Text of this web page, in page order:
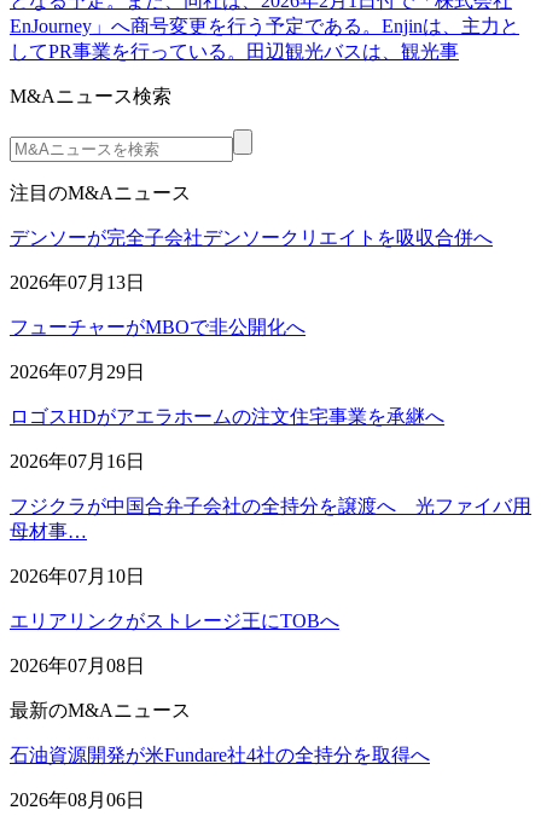
EnJourney」へ商号変更を行う予定である。Enjinは、主力と
してPR事業を行っている。田辺観光バスは、観光事
M&Aニュース検索
注目のM&Aニュース
デンソーが完全子会社デンソークリエイトを吸収合併へ
2026年07月13日
フューチャーがMBOで非公開化へ
2026年07月29日
ロゴスHDがアエラホームの注文住宅事業を承継へ
2026年07月16日
フジクラが中国合弁子会社の全持分を譲渡へ 光ファイバ用
母材事…
2026年07月10日
エリアリンクがストレージ王にTOBへ
2026年07月08日
最新のM&Aニュース
石油資源開発が米Fundare社4社の全持分を取得へ
2026年08月06日